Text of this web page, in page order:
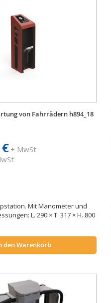
von Fahrrädern h894_18
+ MwSt
Mit Manometer und
L. 290 × T. 317 × H. 800
den Warenkorb